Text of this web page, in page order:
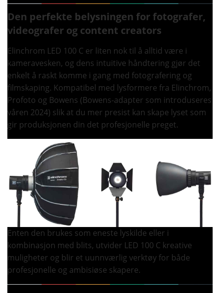
Den perfekte belysningen for fotografer,
videografer og content creators
Elinchrom LED 100 C er liten nok til å alltid være i
kameravesken, og dens intuitive håndtering gjør det
enkelt å raskt komme i gang med fotografering og
filmskaping. Kompatibel med lysformere fra Elinchrom,
Profoto og Bowens (Bowens-adapter som introduseres
våren 2024) slik at du mer presist kan skape lyset som
gir produksjonen din det profesjonelle preget.
Enten den brukes som eneste lyskilde eller i
kombinasjon med blits, utvider LED 100 C kreative
muligheter og blir et uunnværlig verktøy for både
profesjonelle og ambisiøse skapere.